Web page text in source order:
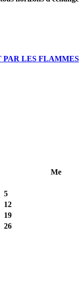
PAR LES FLAMMES
Me
5
12
19
26